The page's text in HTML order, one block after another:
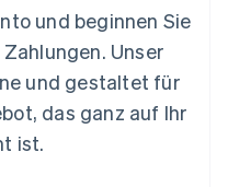
und beginnen Sie
Unser
und gestaltet für
das ganz auf Ihr
ist.